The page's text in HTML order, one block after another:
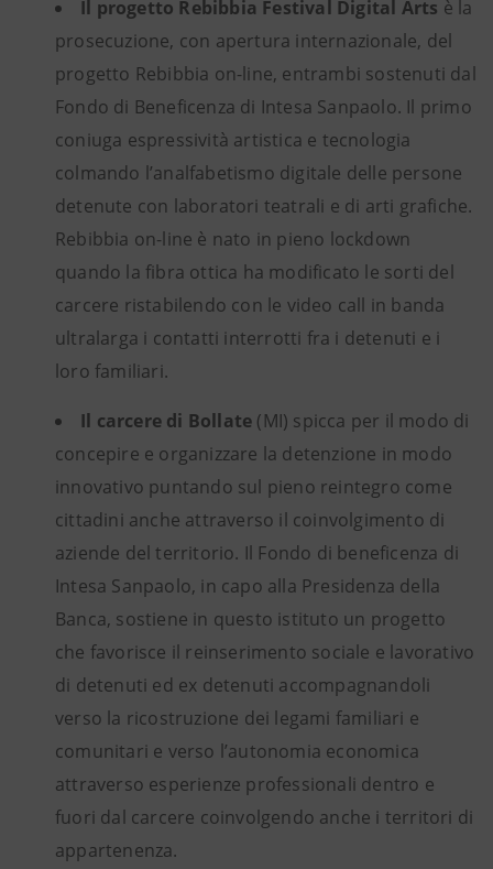
Il progetto Rebibbia Festival Digital Arts è la
prosecuzione, con apertura internazionale, del
progetto Rebibbia on-line, entrambi sostenuti dal
Fondo di Beneficenza di Intesa Sanpaolo. Il primo
coniuga espressività artistica e tecnologia
colmando l’analfabetismo digitale delle persone
detenute con laboratori teatrali e di arti grafiche.
Rebibbia on-line è nato in pieno lockdown
quando la fibra ottica ha modificato le sorti del
carcere ristabilendo con le video call in banda
ultralarga i contatti interrotti fra i detenuti e i
loro familiari.
Il carcere di Bollate (MI) spicca per il modo di
concepire e organizzare la detenzione in modo
innovativo puntando sul pieno reintegro come
cittadini anche attraverso il coinvolgimento di
aziende del territorio. Il Fondo di beneficenza di
Intesa Sanpaolo, in capo alla Presidenza della
Banca, sostiene in questo istituto un progetto
che favorisce il reinserimento sociale e lavorativo
di detenuti ed ex detenuti accompagnandoli
verso la ricostruzione dei legami familiari e
comunitari e verso l’autonomia economica
attraverso esperienze professionali dentro e
fuori dal carcere coinvolgendo anche i territori di
appartenenza.